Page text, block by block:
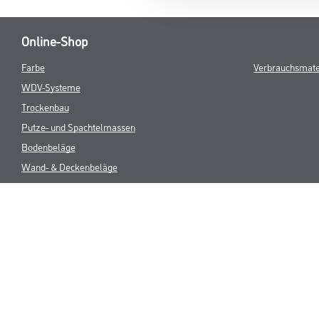
Online-Shop
Farbe
WDV-Systeme
Trockenbau
Putze- und Spachtelmassen
Bodenbeläge
Wand- & Deckenbeläge
Werkzeug & Maschinen